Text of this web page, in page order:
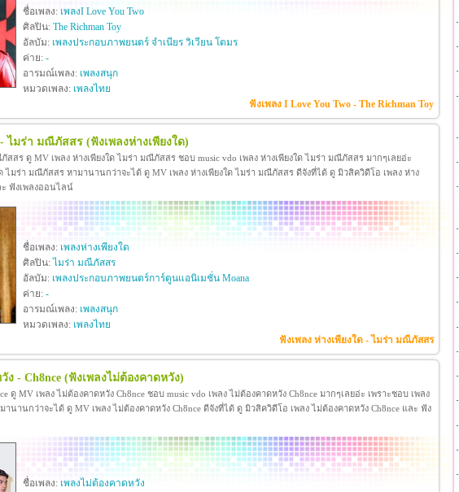
ชื่อเพลง: เพลงI Love You Two
ศิลปิน: The Richman Toy
อัลบัม: เพลงประกอบภาพยนตร์ จำเนียร วิเวียน โตมร
ค่าย: -
อารมณ์เพลง: เพลงสนุก
หมวดเพลง: เพลงไทย
ฟังเพลง I Love You Two - The Richman Toy
- ไมร่า มณีภัสสร (ฟังเพลงห่างเพียงใด)
ภัสสร ดู MV เพลง ห่างเพียงใด ไมร่า มณีภัสสร ชอบ music vdo เพลง ห่างเพียงใด ไมร่า มณีภัสสร มากๆเลยอ่ะ
ด ไมร่า มณีภัสสร หามานานกว่าจะได้ ดู MV เพลง ห่างเพียงใด ไมร่า มณีภัสสร ดีจังที่ได้ ดู มิวสิควิดีโอ เพลง ห่าง
ฟังเพลงออนไลน์
ชื่อเพลง: เพลงห่างเพียงใด
ศิลปิน: ไมร่า มณีภัสสร
อัลบัม: เพลงประกอบภาพยนตร์การ์ตูนแอนิเมชั่น Moana
ค่าย: -
อารมณ์เพลง: เพลงสนุก
หมวดเพลง: เพลงไทย
ฟังเพลง ห่างเพียงใด - ไมร่า มณีภัสสร
ง - Ch8nce (ฟังเพลงไม่ต้องคาดหวัง)
ดู MV เพลง ไม่ต้องคาดหวัง Ch8nce ชอบ music vdo เพลง ไม่ต้องคาดหวัง Ch8nce มากๆเลยอ่ะ เพราะชอบ เพลง
านานกว่าจะได้ ดู MV เพลง ไม่ต้องคาดหวัง Ch8nce ดีจังที่ได้ ดู มิวสิควิดีโอ เพลง ไม่ต้องคาดหวัง Ch8nce และ ฟัง
ชื่อเพลง: เพลงไม่ต้องคาดหวัง